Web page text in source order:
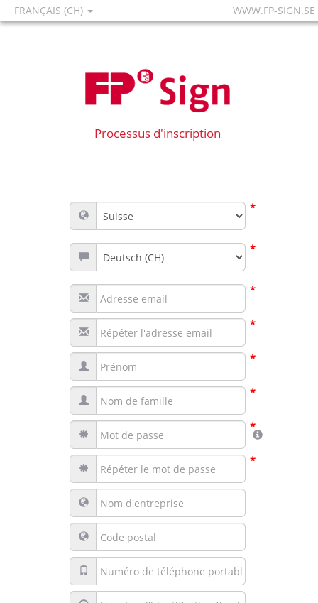
FRANÇAIS (CH) WWW.FP-SIGN.SE
Processus d'inscription
*
*
*
*
*
*
*
*